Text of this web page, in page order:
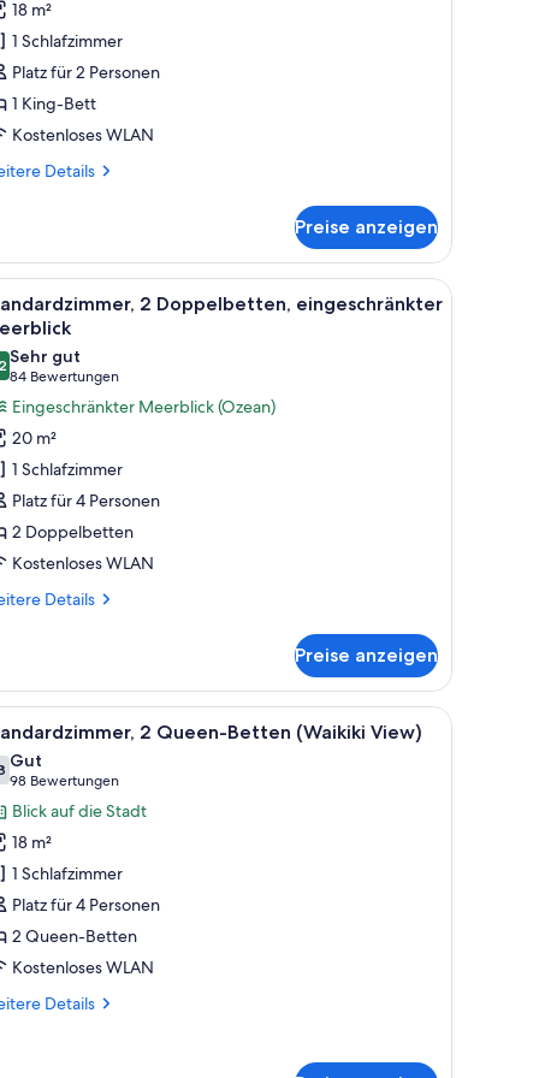
18 m²
1 Schlafzimmer
Platz für 2 Personen
1 King-Bett
Kostenloses WLAN
Details
Preise anzeigen
einem Holzkopfteil, zwei Nachttischen mit Lampen und jeweils einem
Doppelbetten,
Ein Hotelzimmer mit Bett, einem blauen
6
2 Doppelbetten, eingeschränkter
von 10
Sehr gut
84 Bewertungen
(84
Bewertungen)
Eingeschränkter Meerblick (Ozean)
20 m²
1 Schlafzimmer
Platz für 4 Personen
2 Doppelbetten
Kostenloses WLAN
Details
Preise anzeigen
einem gerahmten abstrakten Kunstwerk an der Wand.
einem Holzkopfteil, zwei Nachttischen mit Lampen und jeweils einem
Ein Hotelzimmer mit zwei Betten, einer
7 2 Queen-Betten (Waikiki View)
von 10
Gut
98 Bewertungen
(98
Bewertungen)
Blick auf die Stadt
18 m²
1 Schlafzimmer
Platz für 4 Personen
2 Queen-Betten
Kostenloses WLAN
Details